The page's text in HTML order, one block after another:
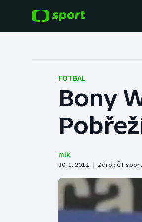
Hokej
Tenis
Cyklistika
FOTBAL
Bony
mlk
30. 1. 2012 | Zdroj: ČT sport